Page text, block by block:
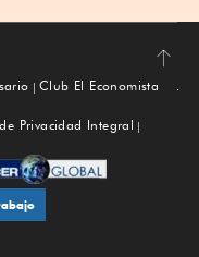
Subir
Club El Economista
Privacidad Integral